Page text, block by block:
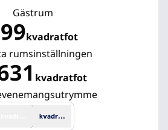
Gästrum
kvadratfot
rumsinställningen
kvadratfot
kvadratmeter